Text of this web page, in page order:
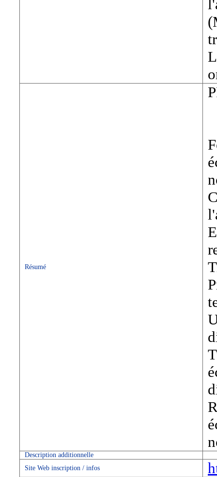
Résumé
Description additionnelle
Site Web inscription / infos